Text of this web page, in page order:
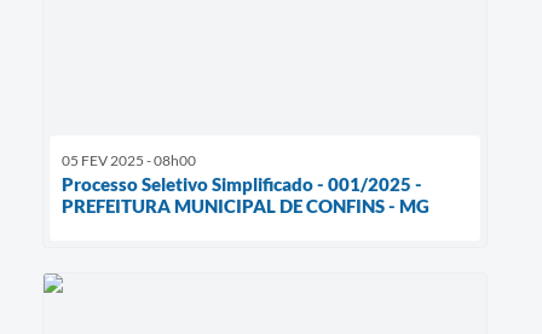
05 FEV 2025 - 08h00
Processo Seletivo Simplificado - 001/2025 -
PREFEITURA MUNICIPAL DE CONFINS - MG